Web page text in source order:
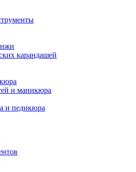
карандашей
и маникюра
и педикюра